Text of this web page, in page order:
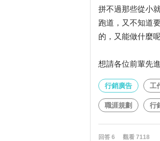
拼不過那些從小
跑道，又不知道
的，又能做什麼
想請各位前輩先
行銷廣告 工
職涯規劃 行
回答 6 觀看 7118